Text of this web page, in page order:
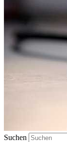
Suchen